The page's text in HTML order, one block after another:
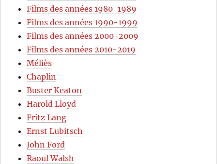
Films des années 1980-1989
Films des années 1990-1999
Films des années 2000-2009
Films des années 2010-2019
Méliès
Chaplin
Buster Keaton
Harold Lloyd
Fritz Lang
Ernst Lubitsch
John Ford
Raoul Walsh